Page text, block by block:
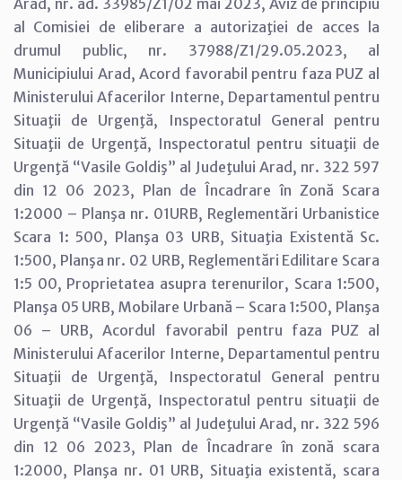
al Comisiei de eliberare a autorizaţiei de acces la
drumul public, nr. 37988/Z1/29.05.2023, al
Municipiului Arad, Acord favorabil pentru faza PUZ al
Ministerului Afacerilor Interne, Departamentul pentru
Situaţii de Urgenţă, Inspectoratul General pentru
Situaţii de Urgenţă, Inspectoratul pentru situaţii de
Urgenţă “Vasile Goldiş” al Judeţului Arad, nr. 322 597
din 12 06 2023, Plan de Încadrare în Zonă Scara
1:2000 – Planşa nr. 01URB, Reglementări Urbanistice
Scara 1: 500, Planşa 03 URB, Situaţia Existentă Sc.
1:500, Planşa nr. 02 URB, Reglementări Edilitare Scara
1:5 00, Proprietatea asupra terenurilor, Scara 1:500,
Planşa 05 URB, Mobilare Urbană – Scara 1:500, Planşa
06 – URB, Acordul favorabil pentru faza PUZ al
Ministerului Afacerilor Interne, Departamentul pentru
Situaţii de Urgenţă, Inspectoratul General pentru
Situaţii de Urgenţă, Inspectoratul pentru situaţii de
Urgenţă “Vasile Goldiş” al Judeţului Arad, nr. 322 596
din 12 06 2023, Plan de Încadrare în zonă scara
1:2000, Planşa nr. 01 URB, Situaţia existentă, scara